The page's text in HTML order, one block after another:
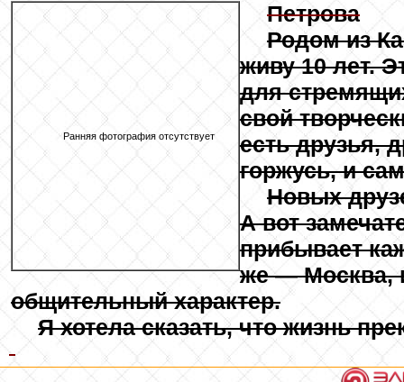
Ранняя фотография отсутствует
Петрова
Родом из
живу 10 лет.
для
свой
есть друзья,
горжусь, и
Новых
А вот
прибывает
же — Москва,
общительный характер.
Я хотела сказать, что жизнь